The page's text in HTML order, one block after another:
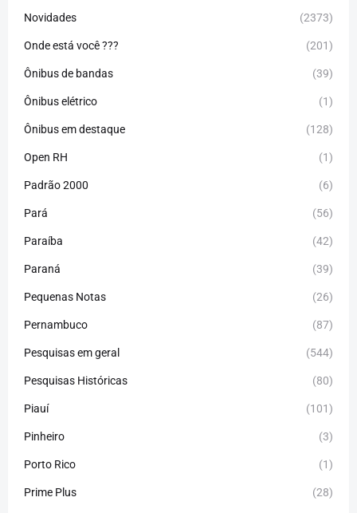
Novidades (2373)
Onde está você ??? (201)
Ônibus de bandas (39)
Ônibus elétrico (1)
Ônibus em destaque (128)
Open RH (1)
Padrão 2000 (6)
Pará (56)
Paraíba (42)
Paraná (39)
Pequenas Notas (26)
Pernambuco (87)
Pesquisas em geral (544)
Pesquisas Históricas (80)
Piauí (101)
Pinheiro (3)
Porto Rico (1)
Prime Plus (28)